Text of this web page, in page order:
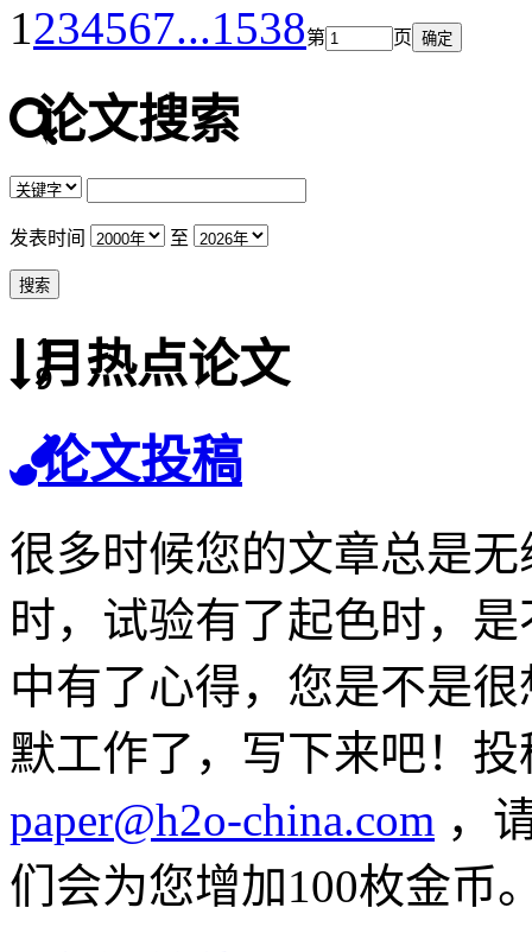
1234567...1538第 页 确定
论文搜索
发表时间 至
月热点论文
论文投稿
很多时候您的文章总是
时，试验有了起色时，
中有了心得，您是不是
默工作了，写下来吧！
paper@h2o-china.com ，
们会为您增加100枚金币